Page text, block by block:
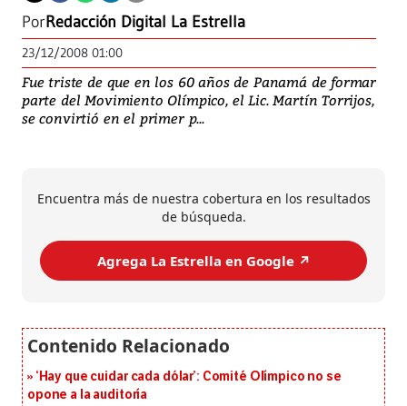
PorRedacción Digital La Estrella
23/12/2008 01:00
Fue triste de que en los 60 años de Panamá de formar
parte del Movimiento Olímpico, el Lic. Martín Torrijos,
se convirtió en el primer p...
Encuentra más de nuestra cobertura en los resultados
de búsqueda.
Agrega La Estrella en Google ↗️
‘Hay que cuidar cada dólar’: Comité Olímpico no se
opone a la auditoría